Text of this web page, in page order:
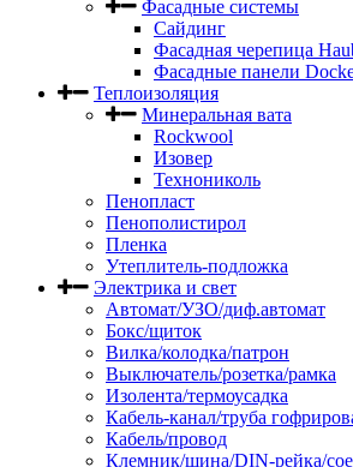
Фасадные системы
Сайдинг
Фасадная черепица
Фасадные панели
Теплоизоляция
Минеральная вата
Rockwool
Изовер
Технониколь
Пенопласт
Пенополистирол
Пленка
Утеплитель-подложка
Электрика и свет
Автомат/УЗО/диф.автомат
Бокс/щиток
Вилка/колодка/патрон
Выключатель/розетка/рамка
Изолента/термоусадка
Кабель-канал/труба
Кабель/провод
Клемник/шина/DIN-рейка/